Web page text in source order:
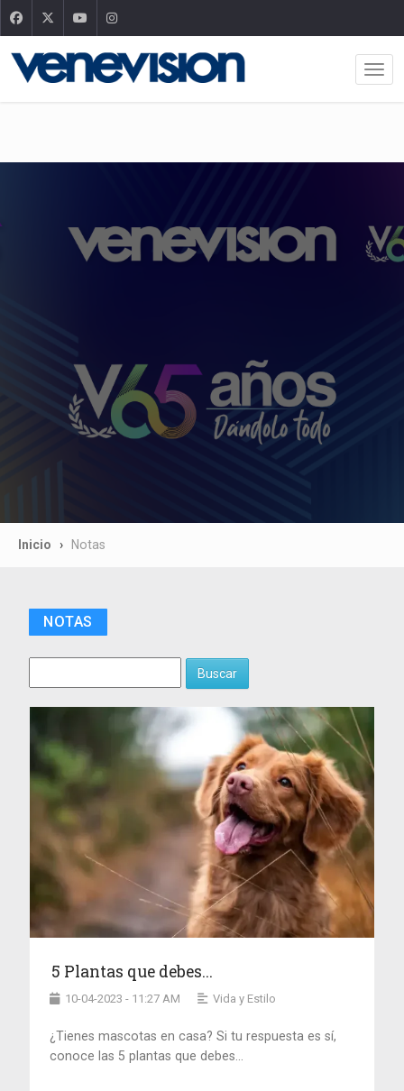
Inicio Notas
NOTAS
Buscar
5 Plantas que debes...
10-04-2023 - 11:27 AM Vida y Estilo
¿Tienes mascotas en casa? Si tu respuesta es sí,
conoce las 5 plantas que debes...